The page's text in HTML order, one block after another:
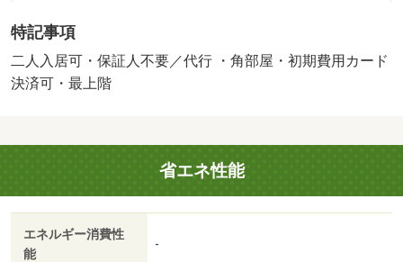
設備維持費（月額） 550円/賃貸戸数:18戸/鍵交換費
用:16500円/室内清掃費用:41800円
特記事項
二人入居可・保証人不要／代行 ・角部屋・初期費用カード
決済可・最上階
省エネ性能
エネルギー消費性
能
-